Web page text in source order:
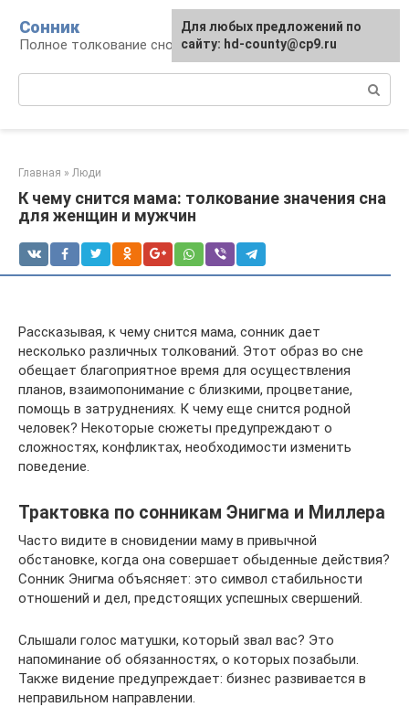
контенту
Сонник
Полное толкование снов
Главная » Люди
К чему снится мама: толкование значения сна
для женщин и мужчин
Рассказывая, к чему снится мама, сонник дает
несколько различных толкований. Этот образ во сне
обещает благоприятное время для осуществления
планов, взаимопонимание с близкими, процветание,
помощь в затруднениях. К чему еще снится родной
человек? Некоторые сюжеты предупреждают о
сложностях, конфликтах, необходимости изменить
поведение.
Трактовка по сонникам Энигма и Миллера
Часто видите в сновидении маму в привычной
обстановке, когда она совершает обыденные действия?
Сонник Энигма объясняет: это символ стабильности
отношений и дел, предстоящих успешных свершений.
Слышали голос матушки, который звал вас? Это
напоминание об обязанностях, о которых позабыли.
Также видение предупреждает: бизнес развивается в
неправильном направлении.
Для любых предложений по
сайту: hd-county@cp9.ru